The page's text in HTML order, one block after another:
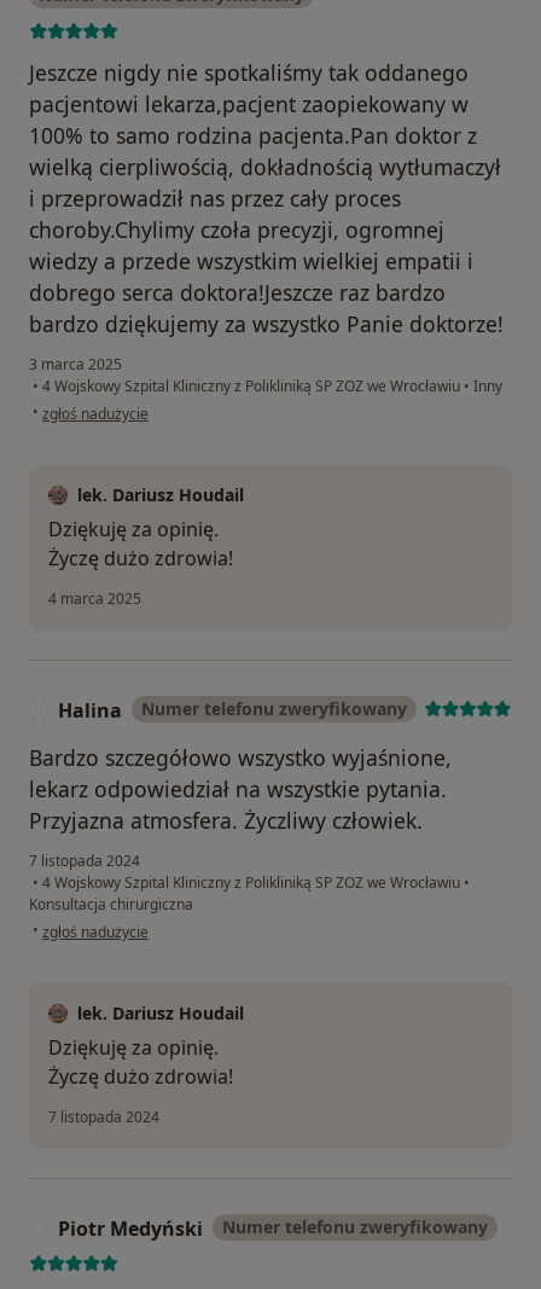
Jeszcze nigdy nie spotkaliśmy tak oddanego
pacjentowi lekarza,pacjent zaopiekowany w
100% to samo rodzina pacjenta.Pan doktor z
wielką cierpliwością, dokładnością wytłumaczył
i przeprowadził nas przez cały proces
choroby.Chylimy czoła precyzji, ogromnej
wiedzy a przede wszystkim wielkiej empatii i
dobrego serca doktora!Jeszcze raz bardzo
bardzo dziękujemy za wszystko Panie doktorze!
3 marca 2025
• 4 Wojskowy Szpital Kliniczny z Polikliniką SP ZOZ we Wrocławiu • Inny
• w opinii użytkownika Monika i Łukasz Horbatowscy
zgłoś nadużycie
lek. Dariusz Houdail
Dziękuję za opinię.
Życzę dużo zdrowia!
4 marca 2025
Halina Numer telefonu zweryfikowany
Bardzo szczegółowo wszystko wyjaśnione,
lekarz odpowiedział na wszystkie pytania.
Przyjazna atmosfera. Życzliwy człowiek.
7 listopada 2024
• 4 Wojskowy Szpital Kliniczny z Polikliniką SP ZOZ we Wrocławiu •
Konsultacja chirurgiczna
• w opinii użytkownika Halina
zgłoś nadużycie
lek. Dariusz Houdail
Dziękuję za opinię.
Życzę dużo zdrowia!
7 listopada 2024
Piotr Medyński Numer telefonu zweryfikowany